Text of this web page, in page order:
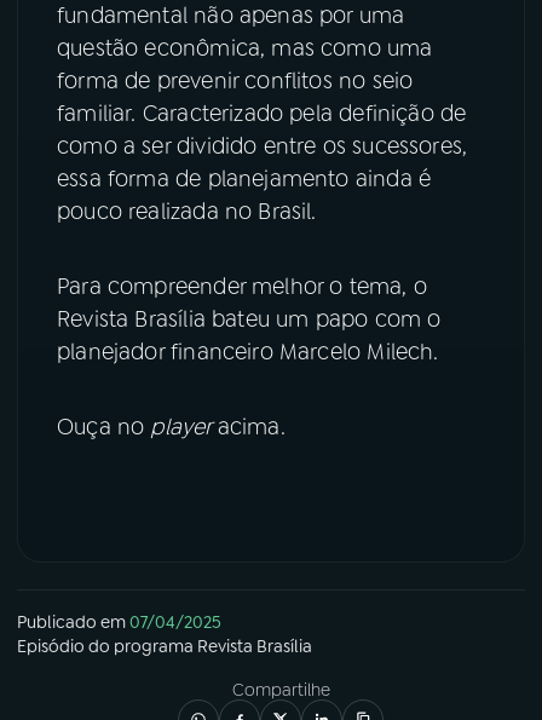
08FESTIVAL DE MÚSICA
ACOMPANHE A RÁDIO NACIONAL
YouTube Facebook
TikTok
fundamental não apenas por uma
questão econômica, mas como uma
forma de prevenir conflitos no seio
familiar. Caracterizado pela definição de
como a ser dividido entre os sucessores,
essa forma de planejamento ainda é
pouco realizada no Brasil.
Para compreender melhor o tema, o
Revista Brasília bateu um papo com o
planejador financeiro Marcelo Milech.
Ouça no playeracima.
Publicado em07/04/2025
Episódio do programa Revista Brasília
Compartilhe